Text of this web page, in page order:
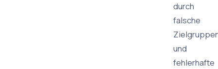
durch
falsche
und
fehlerhafte